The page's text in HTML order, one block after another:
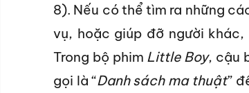
8). Nếu có thể tìm ra những
vụ, hoặc giúp đỡ người
Trong bộ phim Little Boy, cậu
gọi là “Danh sách ma thuật”